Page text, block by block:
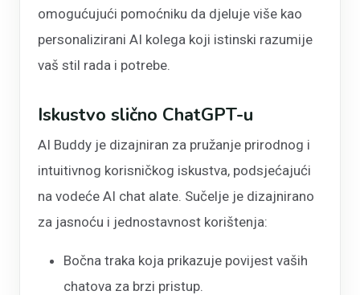
omogućujući pomoćniku da djeluje više kao
personalizirani AI kolega koji istinski razumije
vaš stil rada i potrebe.
Iskustvo slično ChatGPT-u
AI Buddy je dizajniran za pružanje prirodnog i
intuitivnog korisničkog iskustva, podsjećajući
na vodeće AI chat alate. Sučelje je dizajnirano
za jasnoću i jednostavnost korištenja:
Bočna traka koja prikazuje povijest vaših
chatova za brzi pristup.